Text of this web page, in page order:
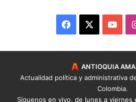
Facebook
ANTIOQUIA
Actualidad política y administrativa
Colombia.
Síguenos en vivo, de lunes a viernes